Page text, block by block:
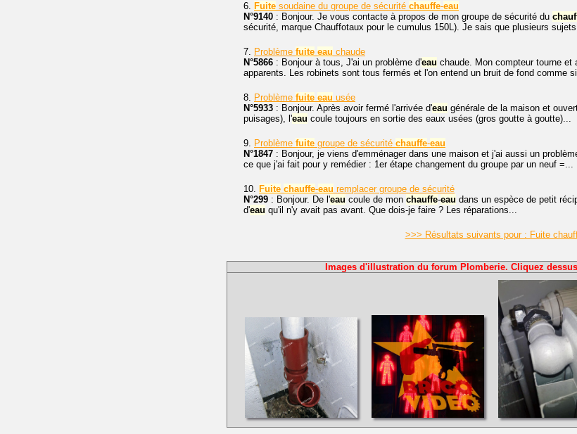
6. Fuite soudaine du groupe de sécurité chauffe-eau
N°9140 : Bonjour. Je vous contacte à propos de mon groupe de sécurité du
sécurité, marque Chauffotaux pour le cumulus 150L). Je sais que plusieurs
7. Problème fuite eau chaude
N°5866 : Bonjour à tous, J'ai un problème d'eau chaude. Mon compteur tourne et
apparents. Les robinets sont tous fermés et l'on entend un bruit de fond comme
8. Problème fuite eau usée
N°5933 : Bonjour. Après avoir fermé l'arrivée d'eau générale de la maison et
puisages), l'eau coule toujours en sortie des eaux usées (gros goutte à goutte)...
9. Problème fuite groupe de sécurité chauffe-eau
N°1847 : Bonjour, je viens d'emménager dans une maison et j'ai aussi un
ce que j'ai fait pour y remédier : 1er étape changement du groupe par un neuf =...
10. Fuite chauffe-eau remplacer groupe de sécurité
N°299 : Bonjour. De l'eau coule de mon chauffe-eau dans un espèce de petit
d'eau qu'il n'y avait pas avant. Que dois-je faire ? Les réparations...
>>> Résultats suivants pour : Fuite
Images d'illustration du forum Plomberie. Cliquez